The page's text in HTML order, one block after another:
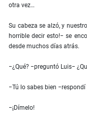
otra vez…
Su cabeza se alzó, y
horrible decir esto!− se
desde muchos días atrás.
−¿Qué? −preguntó Luis−
−Tú lo sabes bien −respondí
−¡Dímelo!